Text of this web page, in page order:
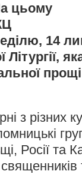
цьому
14
з різних
Росії та